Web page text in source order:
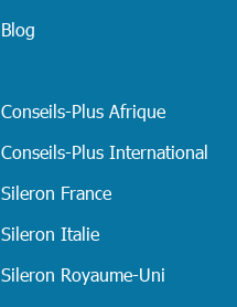
Blog
Conseils-Plus Afrique
Conseils-Plus International
Sileron France
Sileron Italie
Sileron Royaume-Uni